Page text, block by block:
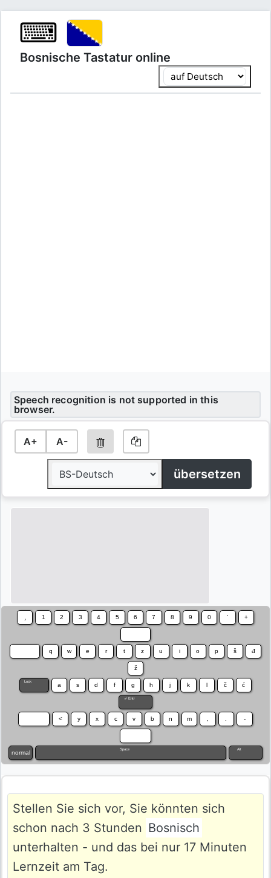
⌨
Bosnische Tastatur online
Speech recognition is not supported in this
browser.
A+ A-
übersetzen
1 2 3 4 5 6 7 8 9 0 ' +
q w e r t z u i o p š đ
ž
Lock
a s d f g h j k l č ć
↲ Entr
< y x c v b n m -
normal
Space Alt
Stellen Sie sich vor, Sie könnten sich
schon nach 3 Stunden Bosnisch
unterhalten - und das bei nur 17 Minuten
Lernzeit am Tag.